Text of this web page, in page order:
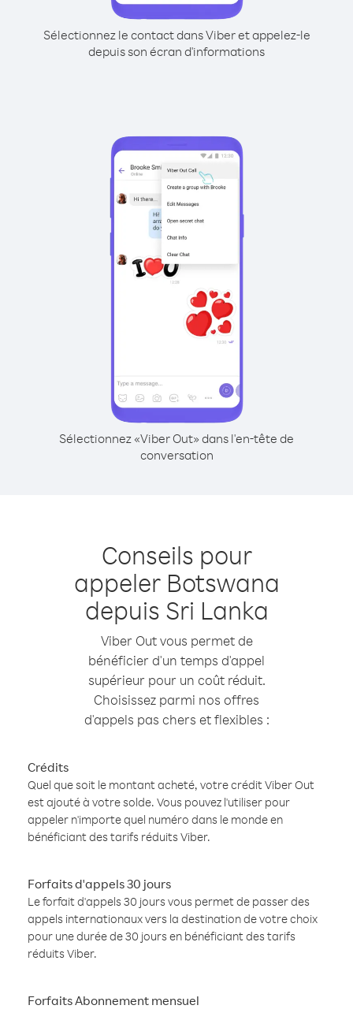
Sélectionnez le contact dans Viber et appelez-le
depuis son écran d'informations
Sélectionnez «Viber Out» dans l'en-tête de
conversation
Conseils pour
appeler Botswana
depuis Sri Lanka
Viber Out vous permet de
bénéficier d'un temps d'appel
supérieur pour un coût réduit.
Choisissez parmi nos offres
d'appels pas chers et flexibles :
Crédits
Quel que soit le montant acheté, votre crédit Viber Out
est ajouté à votre solde. Vous pouvez l'utiliser pour
appeler n'importe quel numéro dans le monde en
bénéficiant des tarifs réduits Viber.
Forfaits d'appels 30 jours
Le forfait d'appels 30 jours vous permet de passer des
appels internationaux vers la destination de votre choix
pour une durée de 30 jours en bénéficiant des tarifs
réduits Viber.
Forfaits Abonnement mensuel